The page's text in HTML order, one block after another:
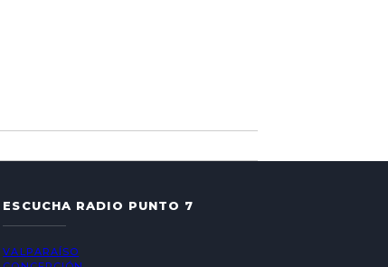
ESCUCHA RADIO PUNTO 7
VALPARAÍSO